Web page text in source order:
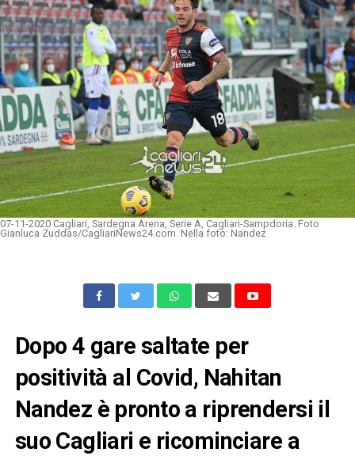
07-11-2020 Cagliari, Sardegna Arena, Serie A, Cagliari-Sampdoria. Foto
Gianluca Zuddas/CagliariNews24.com. Nella foto: Nandez
Dopo 4 gare saltate per
positività al Covid, Nahitan
Nandez è pronto a riprendersi il
suo Cagliari e ricominciare a